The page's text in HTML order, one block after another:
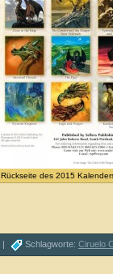
Rückseite des 2015
| Schlagworte: Ciruelo